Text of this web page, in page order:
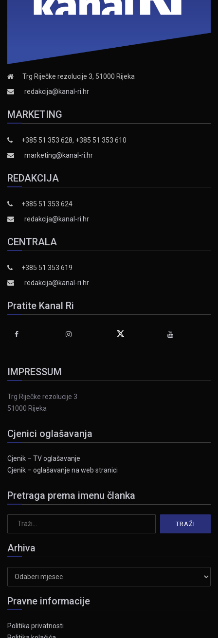
Trg Riječke rezolucije 3, 51000 Rijeka
redakcija@kanal-ri.hr
MARKETING
+385 51 353 628, +385 51 353 610
marketing@kanal-ri.hr
REDAKCIJA
+385 51 353 624
redakcija@kanal-ri.hr
CENTRALA
+385 51 353 619
redakcija@kanal-ri.hr
Pratite Kanal Ri
IMPRESSUM
Trg Riječke rezolucije 3
51000 Rijeka
Cjenici oglašavanja
Cjenik – TV oglašavanje
Cjenik – oglašavanje na web stranici
Pretraga prema imenu članka
Arhiva
Pravne informacije
Politika privatnosti